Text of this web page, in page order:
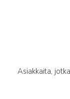
Asiakkaita,